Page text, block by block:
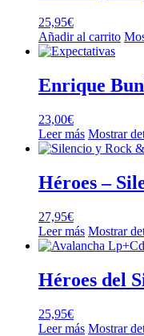
25,95€
Añadir al carrito
Enrique
23,00€
Leer más Mostrar
Héroes –
27,95€
Leer más Mostrar
Héroes del
25,95€
Leer más Mostrar